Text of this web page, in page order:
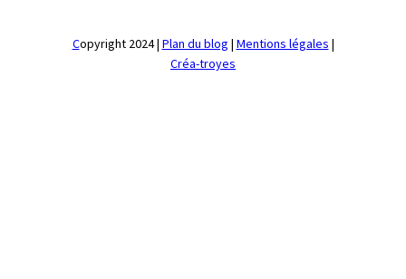
Copyright 2024 | Plan du blog | Mentions légales |
Créa-troyes